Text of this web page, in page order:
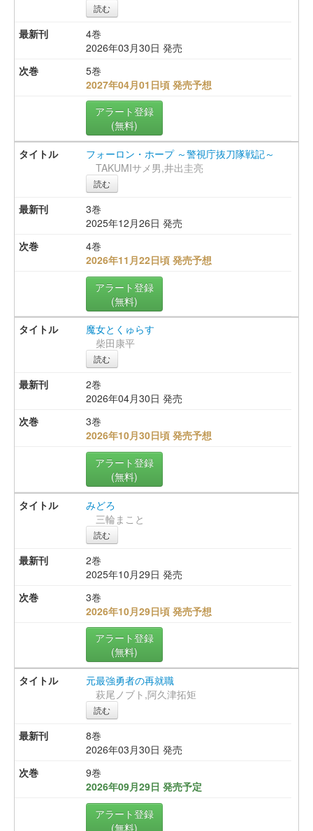
読む
4巻
2026年03月30日 発売
5巻
2027年04月01日頃 発売予想
アラート登録
(無料)
フォーロン・ホープ ～警視庁抜刀隊戦記～
TAKUMIサメ男,井出圭亮
読む
3巻
2025年12月26日 発売
4巻
2026年11月22日頃 発売予想
アラート登録
(無料)
魔女とくゅらす
柴田康平
読む
2巻
2026年04月30日 発売
3巻
2026年10月30日頃 発売予想
アラート登録
(無料)
みどろ
三輪まこと
読む
2巻
2025年10月29日 発売
3巻
2026年10月29日頃 発売予想
アラート登録
(無料)
元最強勇者の再就職
萩尾ノブト,阿久津拓矩
読む
8巻
2026年03月30日 発売
9巻
2026年09月29日 発売予定
アラート登録
(無料)